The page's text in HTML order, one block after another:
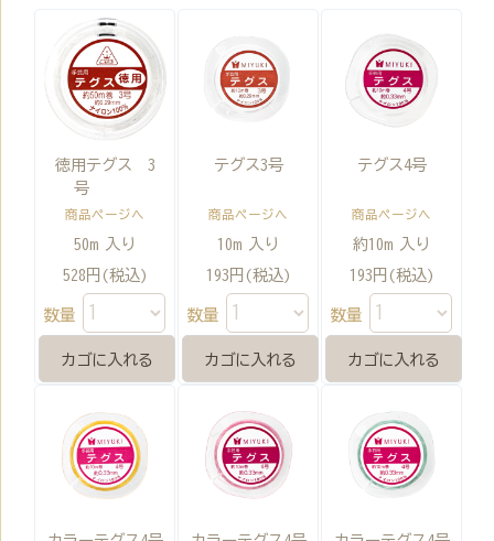
徳用テグス 3
号
商品ページへ
50m 入り
528円(税込)
数量
テグス3号
商品ページへ
10m 入り
193円(税込)
数量
テグス4号
商品ページへ
約10m 入り
193円(税込)
数量